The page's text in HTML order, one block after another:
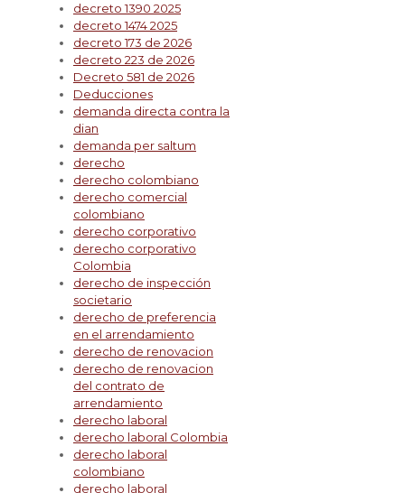
decreto 1390 2025
decreto 1474 2025
decreto 173 de 2026
decreto 223 de 2026
Decreto 581 de 2026
Deducciones
demanda directa contra la
dian
demanda per saltum
derecho
derecho colombiano
derecho comercial
colombiano
derecho corporativo
derecho corporativo
Colombia
derecho de inspección
societario
derecho de preferencia
en el arrendamiento
derecho de renovacion
derecho de renovacion
del contrato de
arrendamiento
derecho laboral
derecho laboral Colombia
derecho laboral
colombiano
derecho laboral